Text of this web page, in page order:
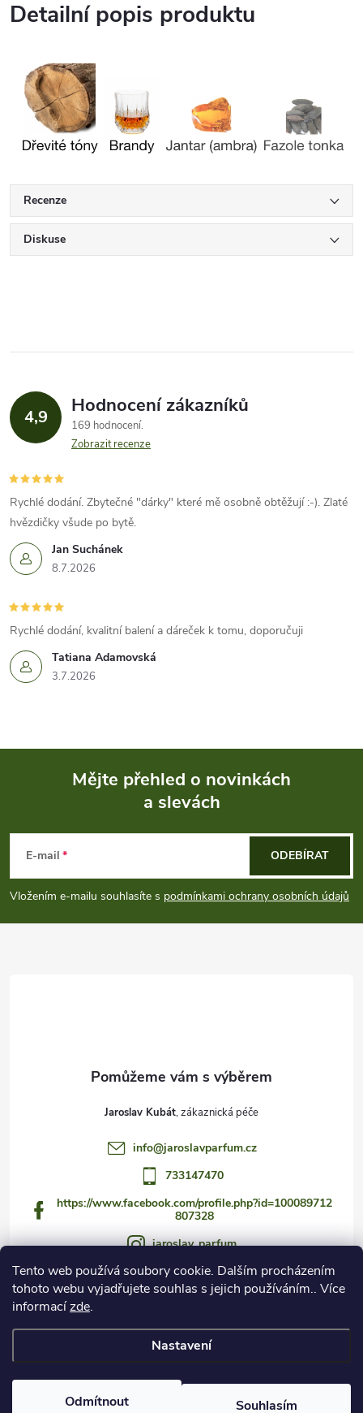
Tento web používá soubory cookie. Dalším procházením
tohoto webu vyjadřujete souhlas s jejich používáním.. Více
informacízde.
Nastavení
Odmítnout Souhlasím
Detailní popis produktu
Recenze
Diskuse
4,9 Hodnocení zákazníků
169 hodnocení
Zobrazit recenze
Jan Suchánek
8.7.2026
Rychlé dodání. Zbytečné "dárky" které mě osobně obtěžují :-). Zlaté
hvězdičky všude po bytě.
Tatiana Adamovská
3.7.2026
Rychlé dodání, kvalitní balení a dáreček k tomu, doporučuji
p
Mějte přehled o novinkách
a slevách
E-mail
Vložením e-mailu souhlasíte s podmínkami ochrany osobních údajů
ODEBÍRAT
Jaroslav Kubát
info@jaroslavparfum.cz
733147470
https://www.facebook.com/profile.php?id=100089712
807328
jaroslav_parfum
733147470
https://www.youtube.com/@jaroslav_parfum
Czech Fragrance Club. Všechna práva vyhrazena.